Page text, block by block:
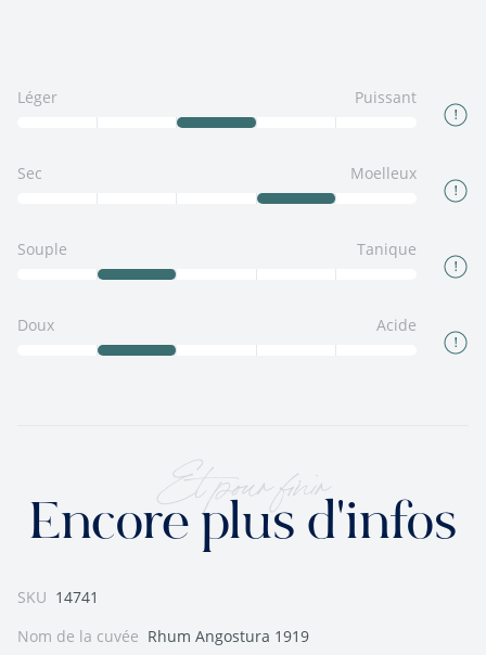
Léger Puissant
Sec Moelleux
Souple Tanique
Doux Acide
Et pour finir
Encore plus d'infos
SKU 14741
Nom de la cuvée Rhum Angostura 1919